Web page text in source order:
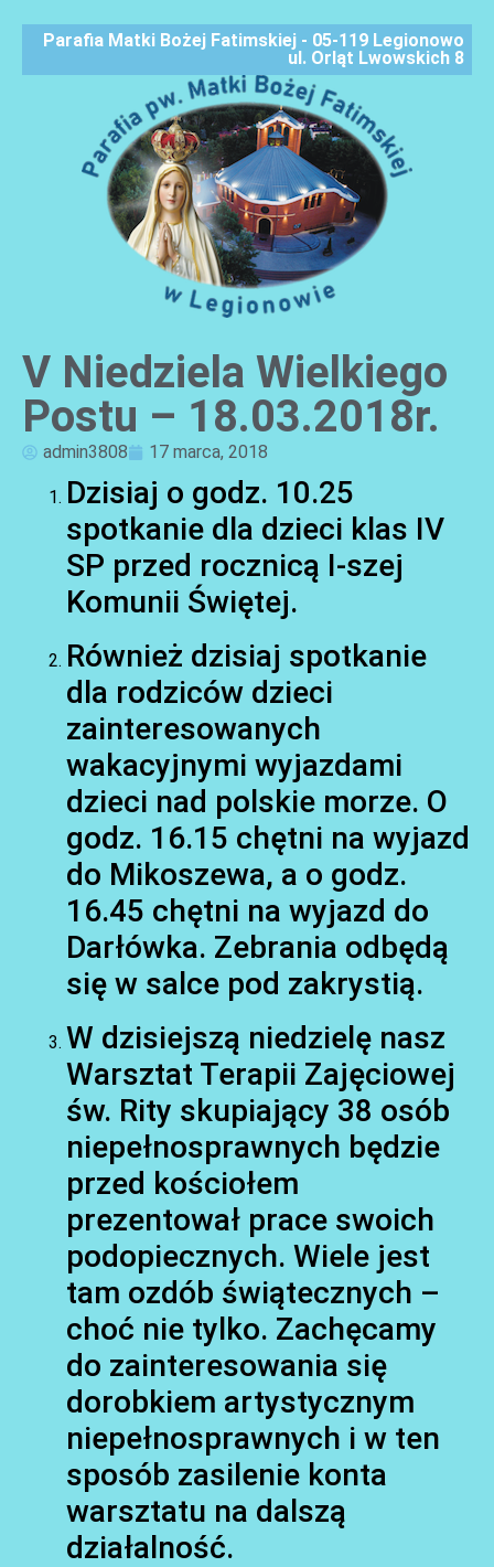
Parafia Matki Bożej Fatimskiej - 05-119 Legionowo
ul. Orląt Lwowskich 8
V Niedziela Wielkiego
Postu – 18.03.2018r.
admin3808 17 marca, 2018
Dzisiaj o godz. 10.25
spotkanie dla dzieci klas IV
SP przed rocznicą I-szej
Komunii Świętej.
Również dzisiaj spotkanie
dla rodziców dzieci
zainteresowanych
wakacyjnymi wyjazdami
dzieci nad polskie morze. O
godz. 16.15 chętni na wyjazd
do Mikoszewa, a o godz.
16.45 chętni na wyjazd do
Darłówka. Zebrania odbędą
się w salce pod zakrystią.
W dzisiejszą niedzielę nasz
Warsztat Terapii Zajęciowej
św. Rity skupiający 38 osób
niepełnosprawnych będzie
przed kościołem
prezentował prace swoich
podopiecznych. Wiele jest
tam ozdób świątecznych –
choć nie tylko. Zachęcamy
do zainteresowania się
dorobkiem artystycznym
niepełnosprawnych i w ten
sposób zasilenie konta
warsztatu na dalszą
działalność.
AKTUALNOŚCI
AKTUALNOŚCI
AKTUALNOŚCI
AKTUALNOŚCI